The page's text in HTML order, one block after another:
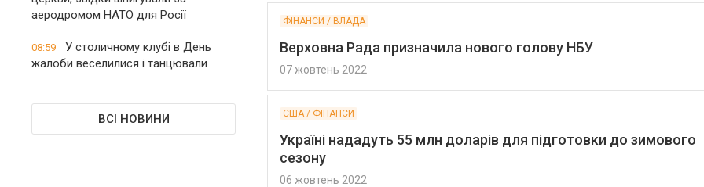
аеродромом НАТО для Росії
08:59
У столичному клубі в День
жалоби веселилися і танцювали
ВСІ НОВИНИ
ФІНАНСИ / ВЛАДА
Верховна Рада призначила нового голову НБУ
07 жовтень 2022
США / ФІНАНСИ
Україні нададуть 55 млн доларів для підготовки до зимового
сезону
06 жовтень 2022